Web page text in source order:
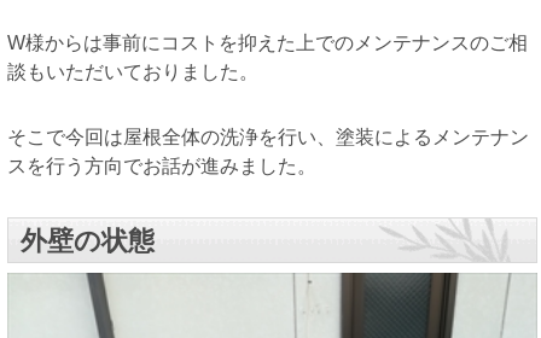
W様からは事前にコストを抑えた上でのメンテナンスのご相
談もいただいておりました。
そこで今回は屋根全体の洗浄を行い、塗装によるメンテナン
スを行う方向でお話が進みました。
外壁の状態